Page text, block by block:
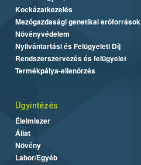
Kockázatkezelés
Mezőgazdasági genetikai erőforrások
Növényvédelem
Nyilvántartási és Felügyeleti Díj
Rendszerszervezés és felügyelet
Termékpálya-ellenőrzés
Ügyintézés
Élelmiszer
Állat
Növény
Labor/Egyéb